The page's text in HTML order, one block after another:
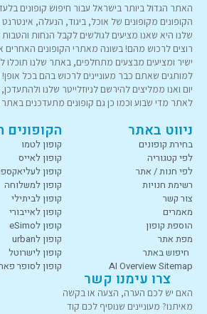
האתר הגדול ביותר בישראל עבור חיפוש קופונים
הקופונים מקופונים של אוכל, ביגוד, הנעלה,
שלנו היא שאנו מציעים לגולשים לקבל הנחות
רוצים לרכוש מהם! בשונה מאתרי הקופונים האחרים
ישיר ומציעים מבצעים מתחלפים, באתר שלנו
למותגים שאתם כבר מעוניינים לרכוש בהם בכל
יום ואנו ממליצים להירשם לניוזלייטר שלנו
לאתר מדי שבוע וכמו כן גם קופונים מתעדכנים באתר
ניווט באתר
בחירת קופונים
לפי קטגוריה
לפי חנות / אתר
רשימת חנויות
צור קשר
מאמרים
הוספת קופון
מפת אתר
חיפוש באתר
AI Overview Sitemap
הקופונים
קופון לטמו
קופון לאייס
קופון
קופון למשלוחה
קופון לביתילי
קופון לאייבורי
קופון לeSimo
קופון לurban
קופון לישרוטל
קופון לסופר
צרו עימנו קשר
האם יש לכם הערה, הצעה או בקשה
מאיתנו? מעוניינים שנוסיף לכם קוד